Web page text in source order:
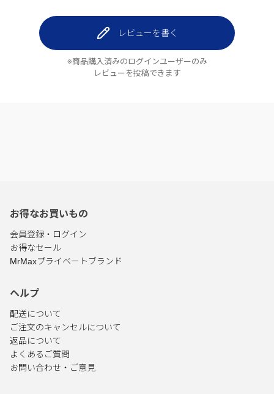
レビューを書く
※商品購入済みのログインユーザーのみ
レビューを投稿できます
お得なお買いもの
会員登録・ログイン
お得なセール
MrMaxプライベートブランド
ヘルプ
配送について
ご注文のキャンセルについて
返品について
よくあるご質問
お問い合わせ・ご意見